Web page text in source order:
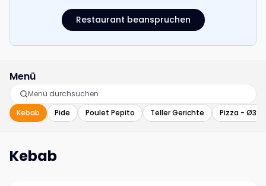
Restaurant beanspruchen
Menü
Kebab Pide Poulet Pepito Teller Gerichte Pizza -
Kebab